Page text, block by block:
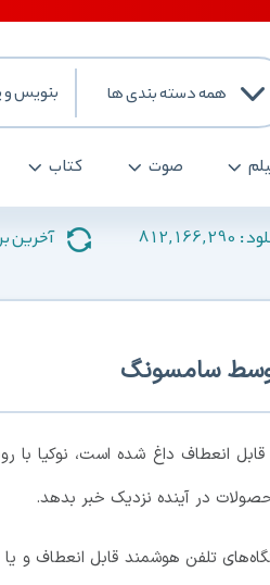
همه دسته بندی ها
صوت کتاب
:
812,166,290 آخرین
سامسونگ
انعطاف داغ شده است، نوکیا با
در آینده نزدیک خبر بدهد.
تلفن هوشمند قابل انعطاف